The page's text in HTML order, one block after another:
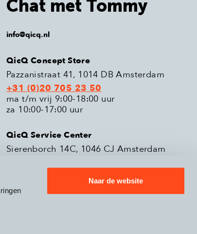
Naar de website
Chat met Tommy
info@qicq.nl
QicQ Concept Store
Pazzanistraat 41, 1014 DB Amsterdam
+31 (0)20 705 23 50
ma t/m vrij 9:00-18:00 uur
za 10:00-17:00 uur
QicQ Service Center
Sierenborch 14C, 1046 CJ Amsterdam